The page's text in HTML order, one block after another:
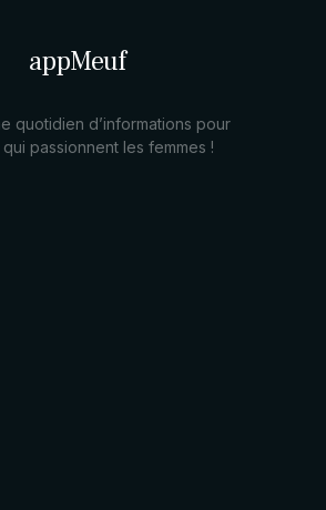
appMeuf
quotidien d’informations pour
passionnent les femmes !